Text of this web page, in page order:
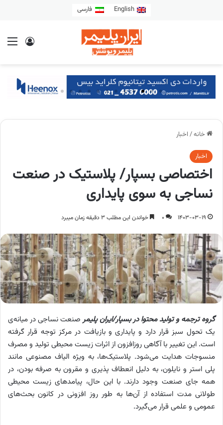
English فارسی
خانه/ اخبار
اخبار
اختصاصی بسپار/ پلاستیک در صنعت
نساجی به سوی پایداری
1403-03-19
0 خواندن این مطلب 3 دقیقه زمان میبرد
گروه ترجمه و تولید محتوا در بسپار/ایران پلیمرصنعت نساجی در میانه‌ی
یک تحول سبز قرار دارد و پایداری و بازیافت در مرکز توجه قرار گرفته
است. این تغییر با آگاهی روزافزون از اثرات زیست محیطی تولید و مصرف
منسوجات هدایت می‌شود. پلاستیک‌ها، به ویژه الیاف مصنوعی مانند
پلی استر و نایلون، به دلیل انعطاف پذیری و مقرون به صرفه بودن، در
همه جای صنعت وجود دارند. با این حال، پیامدهای زیست محیطی
طولانی مدت استفاده از آن‌ها به طور روز افزونی در کانون بحث‌های
عمومی و علمی قرار می‌گیرد.